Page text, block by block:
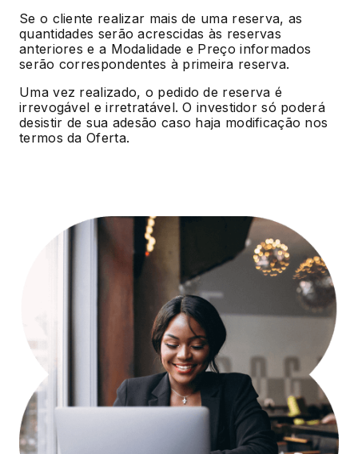
Se o cliente realizar mais de uma reserva, as
quantidades serão acrescidas às reservas
anteriores e a Modalidade e Preço informados
serão correspondentes à primeira reserva.
Uma vez realizado, o pedido de reserva é
irrevogável e irretratável. O investidor só poderá
desistir de sua adesão caso haja modificação nos
termos da Oferta.